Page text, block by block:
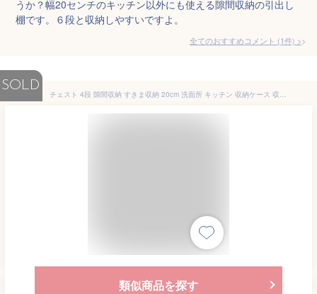
うか？幅20センチのキッチン以外にも使える隙間収納の引出し
棚です。６段と収納しやすいですよ。
全てのおすすめコメント (1件) >
SOLD
チェスト 4段 隙間収納 すきま収納 20cm 洗面所 キッチン 収納ケース 収納ボックス キャスター付き スリム コンパクト スリム収納 洗濯機横 キッチンチェスト キッチン収納 台所収納 ランドリー収納 隙間 小物 収納 アイリスオーヤマ
類似商品を探す